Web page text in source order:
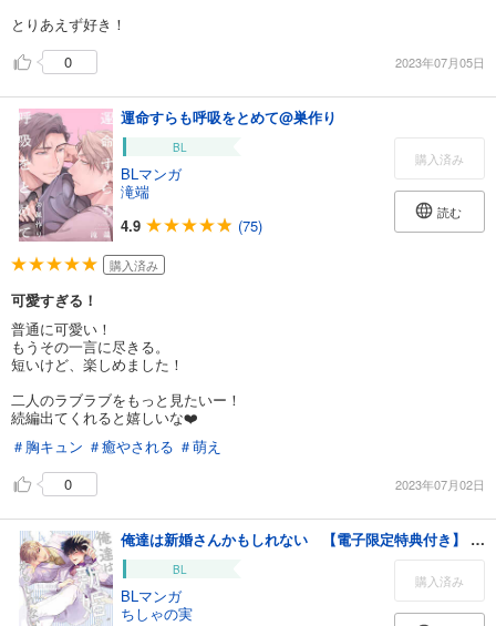
とりあえず好き！
0
2023年07月05日
運命すらも呼吸をとめて@巣作り
BL
BLマンガ
滝端
4.9
(75)
購入済み
読む
購入済み
可愛すぎる！
普通に可愛い！
もうその一言に尽きる。
短いけど、楽しめました！
二人のラブラブをもっと見たいー！
続編出てくれると嬉しいな❤️
＃胸キュン ＃癒やされる ＃萌え
0
2023年07月02日
俺達は新婚さんかもしれない 【電子限定特典付き】 (4)
BL
BLマンガ
ちしゃの実
購入済み